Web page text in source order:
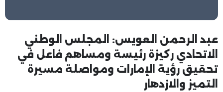
عبد الرحمن العويس: المجلس الوطني
الاتحادي ركيزة رئيسة ومساهم فاعل في
تحقيق رؤية الإمارات ومواصلة مسيرة
التميز والازدهار